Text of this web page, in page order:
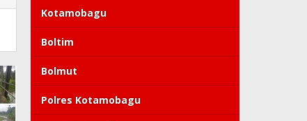
Kotamobagu
Boltim
Bolmut
Polres Kotamobagu